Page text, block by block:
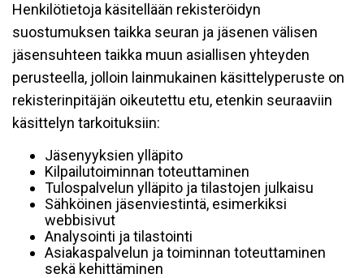
Henkilötietoja käsitellään rekisteröidyn
suostumuksen taikka seuran ja jäsenen välisen
jäsensuhteen taikka muun asiallisen yhteyden
perusteella, jolloin lainmukainen käsittelyperuste on
rekisterinpitäjän oikeutettu etu, etenkin seuraaviin
käsittelyn tarkoituksiin:
Jäsenyyksien ylläpito
Kilpailutoiminnan toteuttaminen
Tulospalvelun ylläpito ja tilastojen julkaisu
Sähköinen jäsenviestintä, esimerkiksi
webbisivut
Analysointi ja tilastointi
Asiakaspalvelun ja toiminnan toteuttaminen
sekä kehittäminen